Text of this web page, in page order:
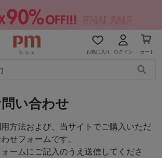
お気に入り ログイン カート
い合わせ
方法および、当サイトでご購入いただ
せフォームです。
ームにご記入のうえ送信してくださ